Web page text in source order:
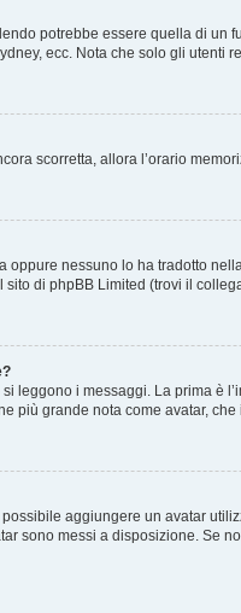
potrebbe essere quella di
ecc. Nota che solo gli utenti
scorretta, allora l’orario
oppure nessuno lo ha tradotto
di phpBB Limited (trovi il
leggono i messaggi. La prima è
più grande nota come avatar,
aggiungere un avatar
sono messi a disposizione. Se